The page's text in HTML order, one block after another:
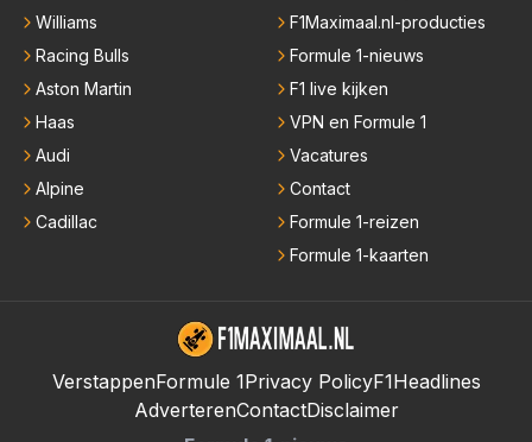
Williams
Racing Bulls
Aston Martin
Haas
Audi
Alpine
Cadillac
F1Maximaal.nl-producties
Formule 1-nieuws
F1 live kijken
VPN en Formule 1
Vacatures
Contact
Formule 1-reizen
Formule 1-kaarten
VerstappenFormule 1Privacy PolicyF1Headlines
AdverterenContactDisclaimer